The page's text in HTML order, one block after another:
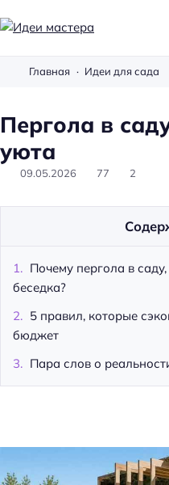
м
с
Главная Идеи для сада
Пергола в
уюта
09.05.2026 77 2
Почему пергола в
беседка?
5 правил, которые
бюджет
Пара слов о